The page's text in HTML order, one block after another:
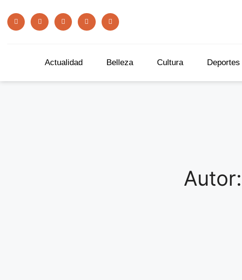
Actualidad Belleza Cultura Deportes
Autor: